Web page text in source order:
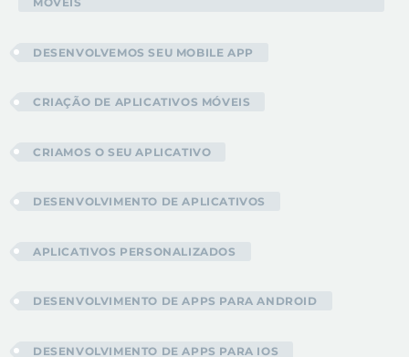
DESENVOLVEMOS SEU MOBILE APP
CRIAÇÃO DE APLICATIVOS MÓVEIS
CRIAMOS O SEU APLICATIVO
DESENVOLVIMENTO DE APLICATIVOS
APLICATIVOS PERSONALIZADOS
DESENVOLVIMENTO DE APPS PARA ANDROID
DESENVOLVIMENTO DE APPS PARA IOS